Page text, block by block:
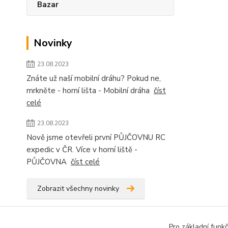
Bazar
Novinky
23.08.2023
Znáte už naší mobilní dráhu? Pokud ne,
mrkněte - horní lišta - Mobilní dráha číst
celé
23.08.2023
Nově jsme otevřeli první PŮJČOVNU RC
expedic v ČR. Více v horní liště -
PŮJČOVNA číst celé
Zobrazit všechny novinky